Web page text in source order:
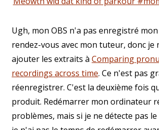
Ugh, mon OBS n'a pas enregistré
rendez-vous avec mon tuteur, donc je
ajouter les extraits à Comparing
recordings across time. Ce n'est pas
réenregistrer. C'est la deuxième fois
produit. Redémarrer mon ordinateur
problèmes, mais si je ne détecte pas